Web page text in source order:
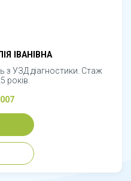
ІВАНІВНА
з УЗД діагностики. Стаж
років.